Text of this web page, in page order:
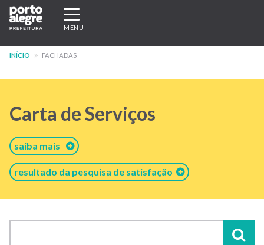
Pular
para
conteúdo
Expandir/recolher
navegação
MENU
INÍCIO FACHADAS
Carta de Serviços
saiba mais
resultado da pesquisa de satisfação